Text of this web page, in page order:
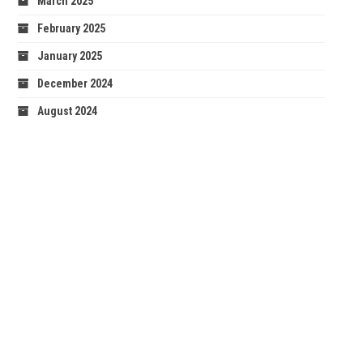
February 2025
January 2025
December 2024
August 2024